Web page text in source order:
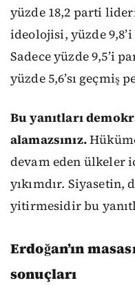
yüzde 18,2 parti
ideolojisi, yüzde
Sadece yüzde 9,5’i
yüzde 5,6’sı geçmiş
Bu yanıtları
alamazsınız.
devam eden ülkeler
yıkımdır. Siyasetin,
yitirmesidir bu
Erdoğan’ın
sonuçları